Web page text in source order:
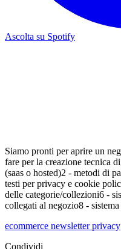
Ascolta su Spotify
Siamo pronti per aprire un
fare per la creazione tecnica
(saas o hosted)2 - metodi di
testi per privacy e cookie
delle categorie/collezioni6 -
collegati al negozio8 -
ecommerce newsletterprivacy
Condividi